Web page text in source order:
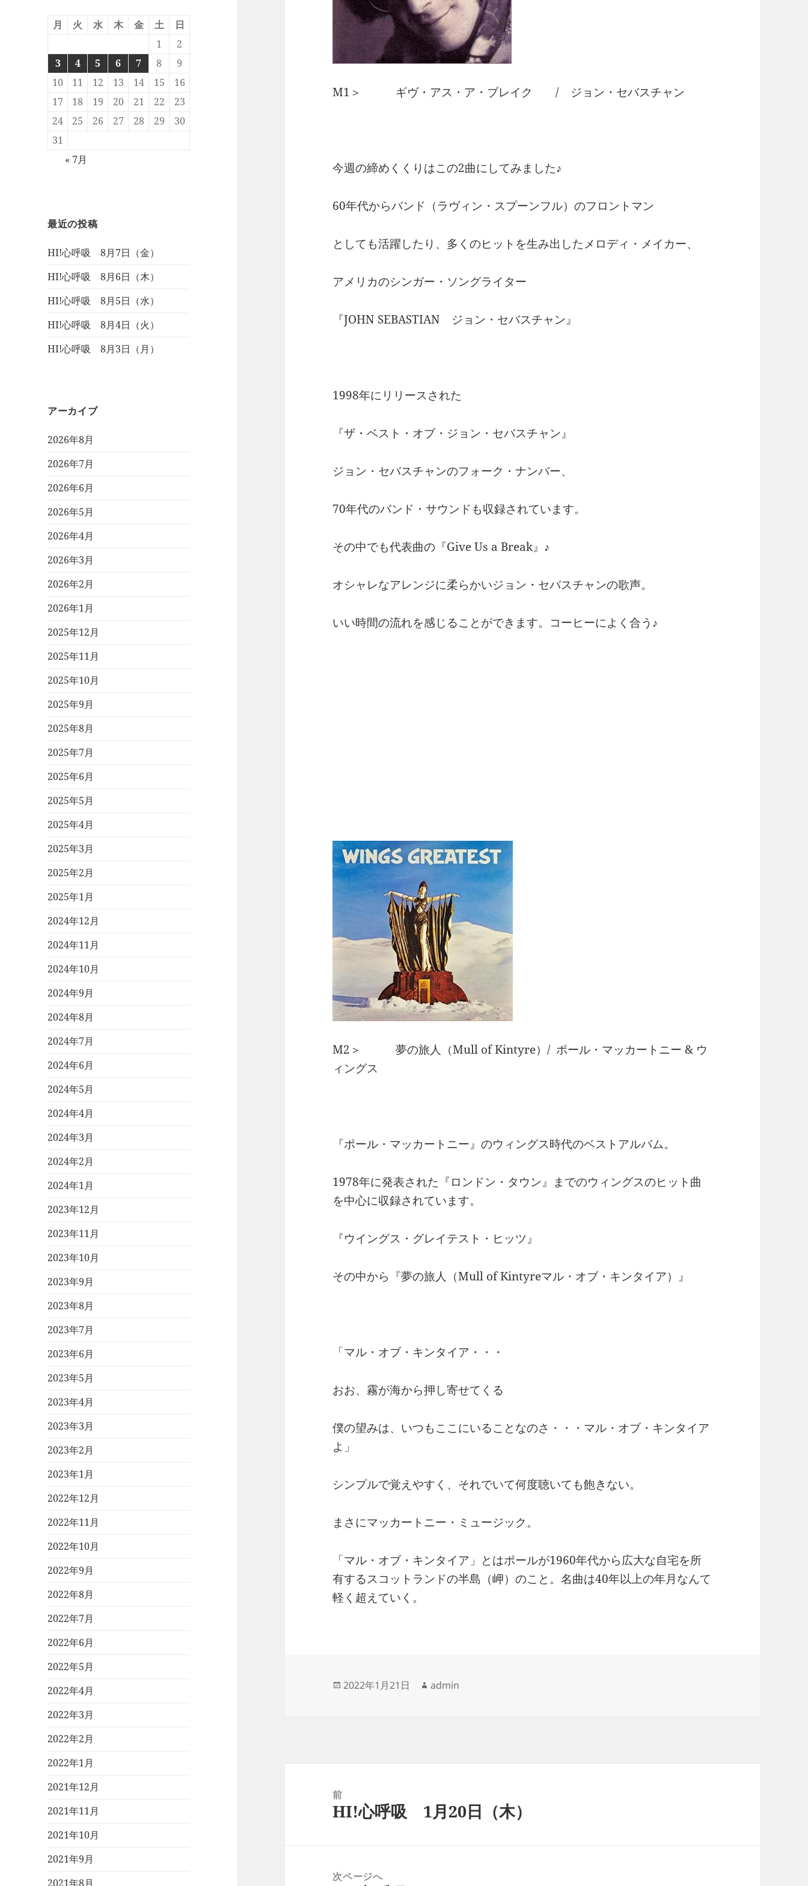
月 火 水 木 金 土
日
1
2
3
4 5 6 7 8
9
10
11 12 13 14 15
16
17
18 19 20 21 22
23
24
25 26 27 28 29
30
31
« 7月
最近の投稿
HI!心呼吸 8月7日（金）
HI!心呼吸 8月6日（木）
HI!心呼吸 8月5日（水）
HI!心呼吸 8月4日（火）
HI!心呼吸 8月3日（月）
アーカイブ
2026年8月
2026年7月
2026年6月
2026年5月
2026年4月
2026年3月
2026年2月
2026年1月
2025年12月
2025年11月
2025年10月
2025年9月
2025年8月
2025年7月
2025年6月
2025年5月
2025年4月
2025年3月
2025年2月
2025年1月
2024年12月
2024年11月
2024年10月
2024年9月
2024年8月
2024年7月
2024年6月
2024年5月
2024年4月
2024年3月
2024年2月
2024年1月
2023年12月
2023年11月
2023年10月
2023年9月
2023年8月
2023年7月
2023年6月
2023年5月
2023年4月
2023年3月
2023年2月
2023年1月
2022年12月
2022年11月
2022年10月
2022年9月
2022年8月
2022年7月
2022年6月
2022年5月
2022年4月
2022年3月
2022年2月
2022年1月
2021年12月
2021年11月
2021年10月
2021年9月
2021年8月
M1＞ ギヴ・アス・ア・ブレイク / ジョン・セバスチャン
今週の締めくくりはこの2曲にしてみました♪
60年代からバンド（ラヴィン・スプーンフル）のフロントマン
としても活躍したり、多くのヒットを生み出したメロディ・メイカー、
アメリカのシンガー・ソングライター
『JOHN SEBASTIAN ジョン・セバスチャン』
1998年にリリースされた
『ザ・ベスト・オブ・ジョン・セバスチャン』
ジョン・セバスチャンのフォーク・ナンバー、
70年代のバンド・サウンドも収録されています。
その中でも代表曲の『Give Us a Break』♪
オシャレなアレンジに柔らかいジョン・セバスチャンの歌声。
いい時間の流れを感じることができます。コーヒーによく合う♪
M2＞ 夢の旅人（Mull of Kintyre）/ ポール・マッカートニー & ウ
ィングス
『ポール・マッカートニー』のウィングス時代のベストアルバム。
1978年に発表された『ロンドン・タウン』までのウィングスのヒット曲
を中心に収録されています。
『ウイングス・グレイテスト・ヒッツ』
その中から『夢の旅人（Mull of Kintyreマル・オブ・キンタイア）』
「マル・オブ・キンタイア・・・
おお、霧が海から押し寄せてくる
僕の望みは、いつもここにいることなのさ・・・マル・オブ・キンタイア
よ」
シンプルで覚えやすく、それでいて何度聴いても飽きない。
まさにマッカートニー・ミュージック。
「マル・オブ・キンタイア」とはポールが1960年代から広大な自宅を所
有するスコットランドの半島（岬）のこと。名曲は40年以上の年月なんて
軽く超えていく。
投
2022年1月21日
作
admin
前
前
HI!心呼吸 1月20日（木）
次ページへ